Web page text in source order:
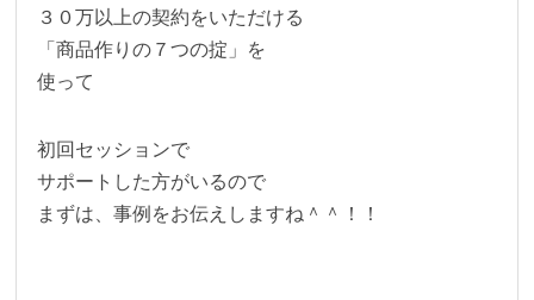
３０万以上の契約をいただける
「商品作りの７つの掟」を
使って
初回セッションで
サポートした方がいるので
まずは、事例をお伝えしますね＾＾！！